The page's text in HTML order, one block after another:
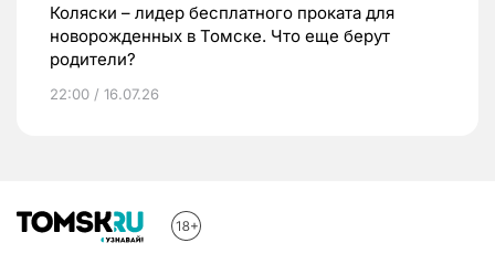
Коляски – лидер бесплатного проката для
новорожденных в Томске. Что еще берут
родители?
22:00 / 16.07.26